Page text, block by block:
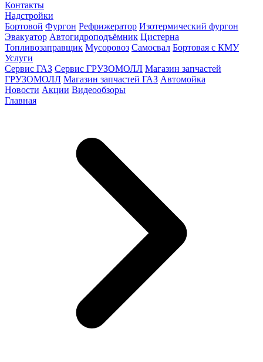
Контакты
Надстройки
Бортовой Фургон Рефрижератор Изотермический фургон
Эвакуатор Автогидроподъёмник Цистерна
Топливозаправщик Мусоровоз Самосвал Бортовая с КМУ
Услуги
Сервис ГАЗ Сервис ГРУЗОМОЛЛ Магазин запчастей
ГРУЗОМОЛЛ Магазин запчастей ГАЗ Автомойка
Новости Акции Видеообзоры
Главная